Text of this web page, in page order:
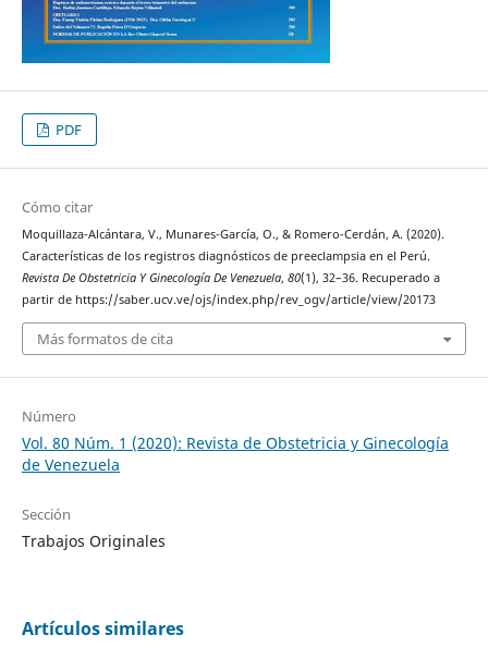
PDF
Cómo citar
Moquillaza-Alcántara, V., Munares-García, O., & Romero-Cerdán, A. (2020).
Características de los registros diagnósticos de preeclampsia en el Perú.
Revista De Obstetricia Y Ginecología De Venezuela, 80(1), 32–36. Recuperado a
partir de https://saber.ucv.ve/ojs/index.php/rev_ogv/article/view/20173
Más formatos de cita
Número
Vol. 80 Núm. 1 (2020): Revista de Obstetricia y Ginecología
de Venezuela
Sección
Trabajos Originales
Artículos similares